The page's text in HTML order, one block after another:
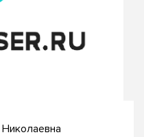
Николаевна